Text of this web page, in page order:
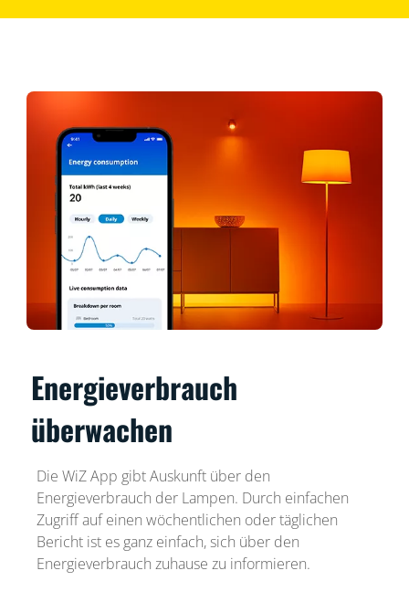
Energieverbrauch
überwachen
Die WiZ App gibt Auskunft über den
Energieverbrauch der Lampen. Durch einfachen
Zugriff auf einen wöchentlichen oder täglichen
Bericht ist es ganz einfach, sich über den
Energieverbrauch zuhause zu informieren.